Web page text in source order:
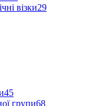
візки29
45
групи68